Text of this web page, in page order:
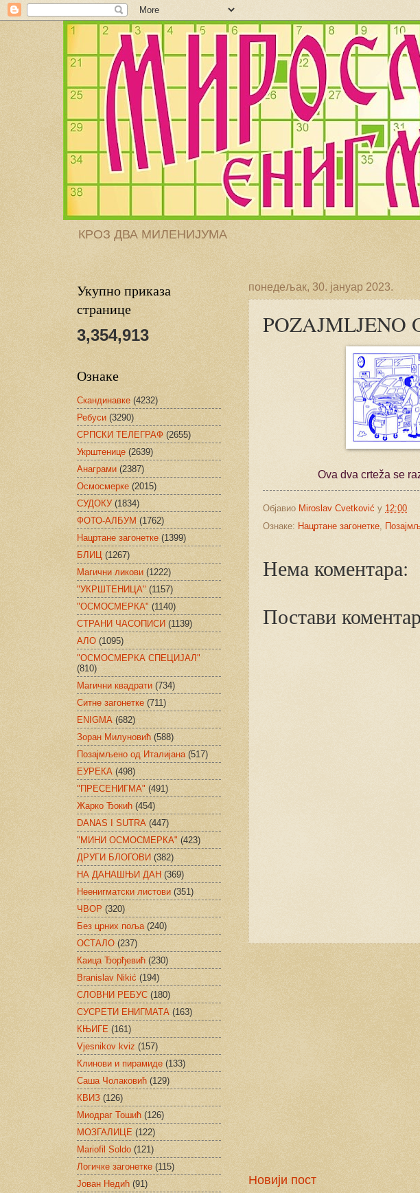
КРОЗ ДВА МИЛЕНИЈУМА
понедељак, 30. јануар 2023.
POZAJMLJENO
Ova dva crteža se
Објавио Miroslav Cvetković у 12:00
Ознаке: Нацртане загонетке,
Нема коментара:
Постави коментар
Новији пост
Укупно приказа
странице
3,354,913
Ознаке
Скандинавке (4232)
Ребуси (3290)
СРПСКИ ТЕЛЕГРАФ (2655)
Укрштенице (2639)
Анаграми (2387)
Осмосмерке (2015)
СУДОКУ (1834)
ФОТО-АЛБУМ (1762)
Нацртане загонетке (1399)
БЛИЦ (1267)
Магични ликови (1222)
"УКРШТЕНИЦА" (1157)
"ОСМОСМЕРКА" (1140)
СТРАНИ ЧАСОПИСИ (1139)
АЛО (1095)
"ОСМОСМЕРКА СПЕЦИЈАЛ"
(810)
Магични квадрати (734)
Ситне загонетке (711)
ENIGMA (682)
Зоран Милуновић (588)
Позајмљено од Италијана (517)
ЕУРЕКА (498)
"ПРЕСЕНИГМА" (491)
Жарко Ђокић (454)
DANAS I SUTRA (447)
"МИНИ ОСМОСМЕРКА" (423)
ДРУГИ БЛОГОВИ (382)
НА ДАНАШЊИ ДАН (369)
Неенигматски листови (351)
ЧВОР (320)
Без црних поља (240)
ОСТАЛО (237)
Каица Ђорђевић (230)
Branislav Nikić (194)
СЛОВНИ РЕБУС (180)
СУСРЕТИ ЕНИГМАТА (163)
КЊИГЕ (161)
Vjesnikov kviz (157)
Клинови и пирамиде (133)
Саша Чолаковић (129)
КВИЗ (126)
Миодраг Тошић (126)
МОЗГАЛИЦЕ (122)
Mariofil Soldo (121)
Логичке загонетке (115)
Јован Недић (91)